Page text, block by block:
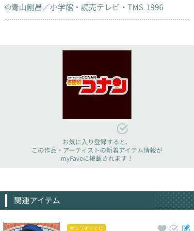
©青山剛昌／小学館・読売テレビ・TMS 1996
お気に入り登録すると、
この作品・アーティストの新着アイテム情報が
myFaveに掲載されます！
関連アイテム
オンラインくじ